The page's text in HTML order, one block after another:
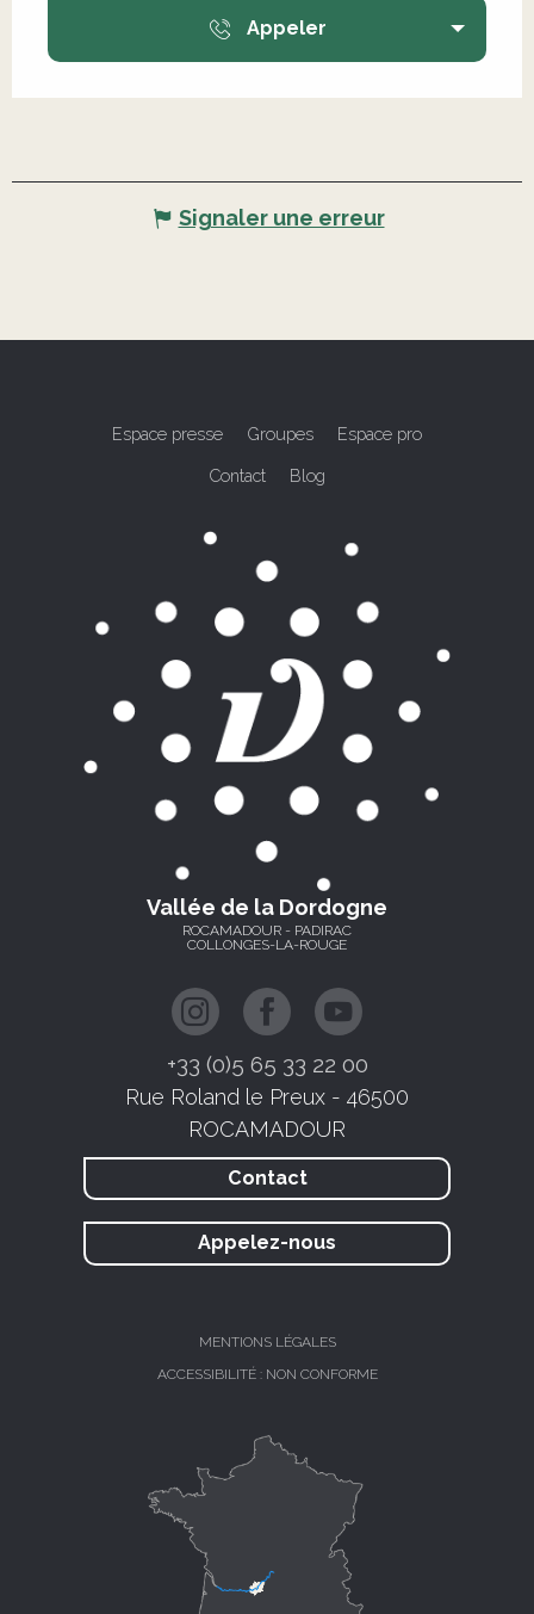
Appeler
Signaler une erreur
Espace presse Groupes Espace pro
Contact Blog
Vallée de la Dordogne
ROCAMADOUR - PADIRAC
COLLONGES-LA-ROUGE
+33 (0)5 65 33 22 00
Rue Roland le Preux - 46500
ROCAMADOUR
Contact
Appelez-nous
MENTIONS LÉGALES
ACCESSIBILITÉ : NON CONFORME